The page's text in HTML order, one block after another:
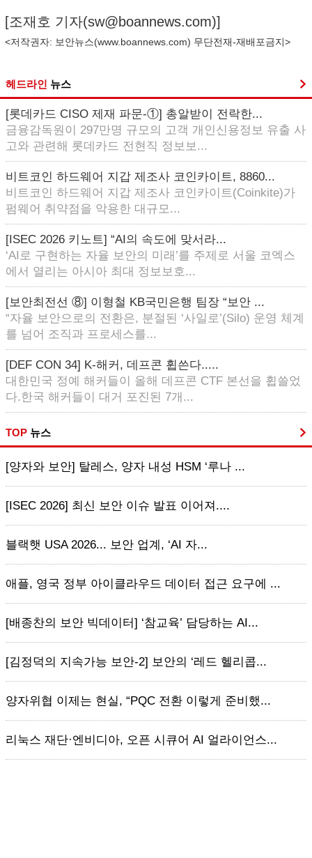
[조재호 기자(sw@boannews.com)]
<저작권자: 보안뉴스(www.boannews.com) 무단전재-재배포금지>
헤드라인 뉴스
[롯데카드 CISO 제재 파문-①] 총알받이 전락한...
금융감독원이 297만명 규모의 고객 개인신용정보 유출 사
고와 관련해 롯데카드 전현직 정보보...
비트코인 하드웨어 지갑 제조사 코인카이트, 8860...
비트코인 하드웨어 지갑 제조사 코인카이트(Coinkite)가
펌웨어 취약점을 악용한 대규모...
[ISEC 2026 키노트] “AI의 속도에 맞서라...
‘AI로 구현하는 자율 보안의 미래’를 주제로 서울 코엑스
에서 열리는 아시아 최대 정보보호...
[보안최전선 ⑧] 이형철 KB국민은행 팀장 “보안 ...
“자율 보안으로의 전환은, 분절된 ‘사일로’(Silo) 운영 체계
를 넘어 조직과 프로세스를...
[DEF CON 34] K-해커, 데프콘 휩쓴다.....
대한민국 정예 해커들이 올해 데프콘 CTF 본선을 휩쓸었
다.한국 해커들이 대거 포진된 7개...
TOP 뉴스
[양자와 보안] 탈레스, 양자 내성 HSM ‘루나 ...
[ISEC 2026] 최신 보안 이슈 발표 이어져....
블랙햇 USA 2026... 보안 업계, ‘AI 자...
애플, 영국 정부 아이클라우드 데이터 접근 요구에 ...
[배종찬의 보안 빅데이터] ‘참교육’ 담당하는 AI...
[김정덕의 지속가능 보안-2] 보안의 ‘레드 헬리콥...
양자위협 이제는 현실, “PQC 전환 이렇게 준비했...
리눅스 재단·엔비디아, 오픈 시큐어 AI 얼라이언스...